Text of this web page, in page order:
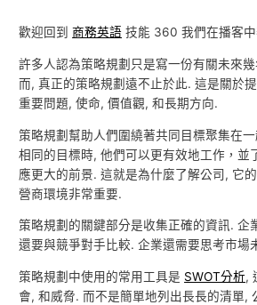
歡迎回到商務英語 技能 360 我們在播客
許多人認為策略規劃只是寫一份有關未來
而, 真正的策略規劃遠不止於此. 這是關於
重要問題, 使命, 價值觀, 和長期方向.
策略規劃幫助人們圍繞著共同目標聚集在
相同的目標時, 他們可以更有效地工作，並
應更大的前景. 這就是為什麼了解公司, 它
營商環境非常重要.
策略規劃的關鍵部分是收集正確的資訊. 企
還要與競爭對手比較. 企業還需要思考市場
策略規劃中使用的常用工具是 SWOT分析,
會, 和威脅. 而不是簡單地列出長長的清單,